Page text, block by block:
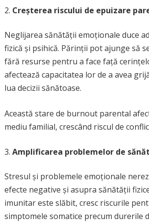
Creșterea riscului de epuizare
Neglijarea sănătății emoționale duce
fizică și psihică. Părinții pot ajunge să
fără resurse pentru a face față
afectează capacitatea lor de a avea
lua decizii sănătoase.
Această stare de burnout parental
mediu familial, crescând riscul de
Amplificarea problemelor de
Stresul și problemele emoționale
efecte negative și asupra sănătății
imunitar este slăbit, cresc riscurile
simptomele somatice precum durerile